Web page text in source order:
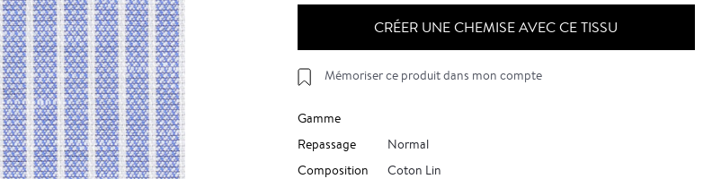
CRÉER UNE CHEMISE AVEC CE TISSU
Mémoriser ce produit dans mon compte
Gamme
Repassage
Normal
Composition
Coton Lin